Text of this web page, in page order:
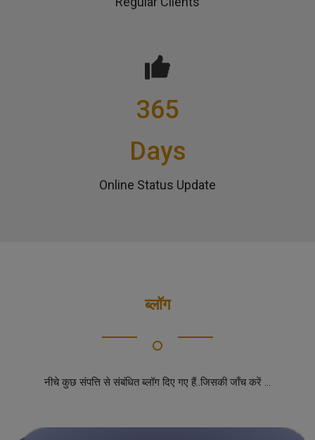
365
Days
Online Status Update
ब्लॉग
नीचे कुछ संपत्ति से संबंधित ब्लॉग दिए गए हैं..जिसकी जाँच करें ...